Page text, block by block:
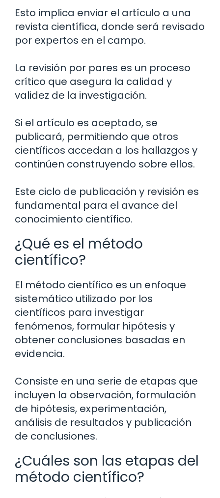
Esto implica enviar el artículo a una
revista científica, donde será revisado
por expertos en el campo.
La revisión por pares es un proceso
crítico que asegura la calidad y
validez de la investigación.
Si el artículo es aceptado, se
publicará, permitiendo que otros
científicos accedan a los hallazgos y
continúen construyendo sobre ellos.
Este ciclo de publicación y revisión es
fundamental para el avance del
conocimiento científico.
¿Qué es el método
científico?
El método científico es un enfoque
sistemático utilizado por los
científicos para investigar
fenómenos, formular hipótesis y
obtener conclusiones basadas en
evidencia.
Consiste en una serie de etapas que
incluyen la observación, formulación
de hipótesis, experimentación,
análisis de resultados y publicación
de conclusiones.
¿Cuáles son las etapas del
método científico?